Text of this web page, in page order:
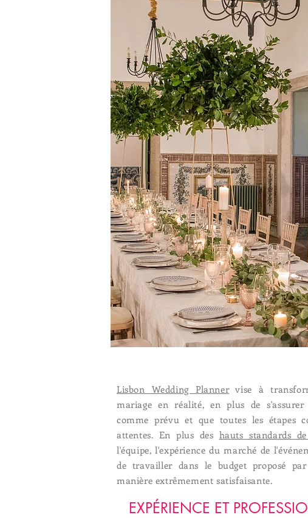
Lisbon Wedding Plannervise à
mariage en réalité, en plus de
comme prévu et que toutes les étapes
attentes. En plus des hauts standards
l'équipe, l'expérience du marché de
de travailler dans le budget proposé
manière extrêmement satisfaisante.
EXPÉRIENCE ET